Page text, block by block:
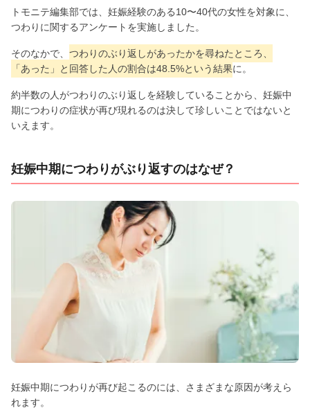
トモニテ編集部では、妊娠経験のある10〜40代の女性を対象に、
つわりに関するアンケートを実施しました。
そのなかで、 つわりのぶり返しがあったかを尋ねたところ、
「あった」と回答した人の割合は48.5%という結果に。
約半数の人がつわりのぶり返しを経験していることから、妊娠中
期につわりの症状が再び現れるのは決して珍しいことではないと
いえます。
妊娠中期につわりがぶり返すのはなぜ？
妊娠中期につわりが再び起こるのには、さまざまな原因が考えら
れます。